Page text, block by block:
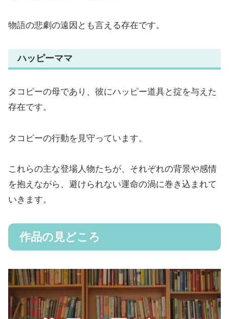
物語の悲劇の遠因とも言える存在です。
ハッピーママ
タコピーの母であり、彼にハッピー道具と掟を与えた
存在です。
タコピーの行動を見守っています。
これらの主な登場人物たちが、それぞれの背景や感情
を抱えながら、避けられない運命の渦に巻き込まれて
いきます。
作品の見どころ